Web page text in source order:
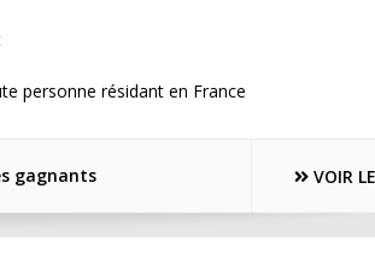
personne résidant en France
gagnants VOIR